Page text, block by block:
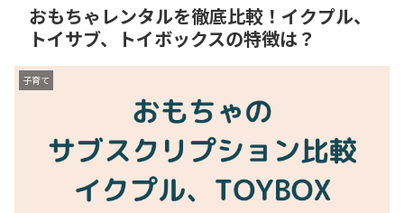
おもちゃレンタルを徹底比較！イクプル、
トイサブ、トイボックスの特徴は？
子育て